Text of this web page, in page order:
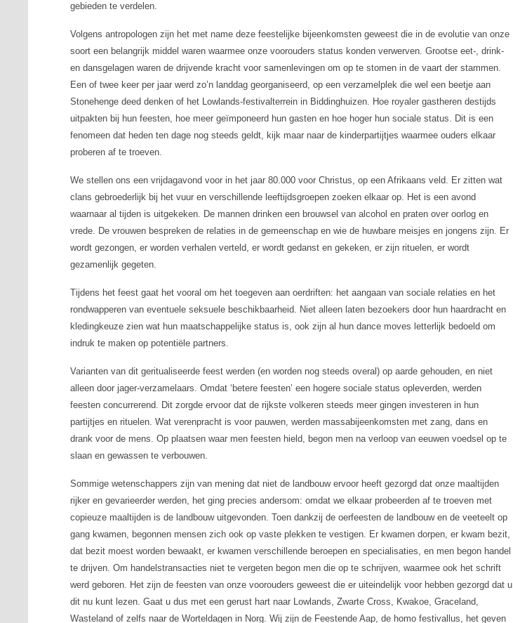
gebieden te verdelen.
Volgens antropologen zijn het met name deze feestelijke bijeenkomsten geweest die in de evolutie van onze
soort een belangrijk middel waren waarmee onze voorouders status konden verwerven. Grootse eet-, drink-
en dansgelagen waren de drijvende kracht voor samenlevingen om op te stomen in de vaart der stammen.
Een of twee keer per jaar werd zo’n landdag georganiseerd, op een verzamelplek die wel een beetje aan
Stonehenge deed denken of het Lowlands-festivalterrein in Biddinghuizen. Hoe royaler gastheren destijds
uitpakten bij hun feesten, hoe meer geïmponeerd hun gasten en hoe hoger hun sociale status. Dit is een
fenomeen dat heden ten dage nog steeds geldt, kijk maar naar de kinderpartijtjes waarmee ouders elkaar
proberen af te troeven.
We stellen ons een vrijdagavond voor in het jaar 80.000 voor Christus, op een Afrikaans veld. Er zitten wat
clans gebroederlijk bij het vuur en verschillende leeftijdsgroepen zoeken elkaar op. Het is een avond
waarnaar al tijden is uitgekeken. De mannen drinken een brouwsel van alcohol en praten over oorlog en
vrede. De vrouwen bespreken de relaties in de gemeenschap en wie de huwbare meisjes en jongens zijn. Er
wordt gezongen, er worden verhalen verteld, er wordt gedanst en gekeken, er zijn rituelen, er wordt
gezamenlijk gegeten.
Tijdens het feest gaat het vooral om het toegeven aan oerdriften: het aangaan van sociale relaties en het
rondwapperen van eventuele seksuele beschikbaarheid. Niet alleen laten bezoekers door hun haardracht en
kledingkeuze zien wat hun maatschappelijke status is, ook zijn al hundance moves letterlijk bedoeld om
indruk te maken op potentiële partners.
Varianten van dit geritualiseerde feest werden (en worden nog steeds overal) op aarde gehouden, en niet
alleen door jager-verzamelaars. Omdat ‘betere feesten’ een hogere sociale status opleverden, werden
feesten concurrerend. Dit zorgde ervoor dat de rijkste volkeren steeds meer gingen investeren in hun
partijtjes en rituelen. Wat verenpracht is voor pauwen, werden massabijeenkomsten met zang, dans en
drank voor de mens. Op plaatsen waar men feesten hield, begon men na verloop van eeuwen voedsel op te
slaan en gewassen te verbouwen.
Sommige wetenschappers zijn van mening dat niet de landbouw ervoor heeft gezorgd dat onze maaltijden
rijker en gevarieerder werden, het ging precies andersom: omdat we elkaar probeerden af te troeven met
copieuze maaltijden is de landbouw uitgevonden. Toen dankzij de oerfeesten de landbouw en de veeteelt op
gang kwamen, begonnen mensen zich ook op vaste plekken te vestigen. Er kwamen dorpen, er kwam bezit,
dat bezit moest worden bewaakt, er kwamen verschillende beroepen en specialisaties, en men begon handel
te drijven. Om handelstransacties niet te vergeten begon men die op te schrijven, waarmee ook het schrift
werd geboren. Het zijn de feesten van onze voorouders geweest die er uiteindelijk voor hebben gezorgd dat u
dit nu kunt lezen. Gaat u dus met een gerust hart naar Lowlands, Zwarte Cross, Kwakoe, Graceland,
Wasteland of zelfs naar de Worteldagen in Norg. Wij zijn de Feestende Aap, de homo festivallus, het geven